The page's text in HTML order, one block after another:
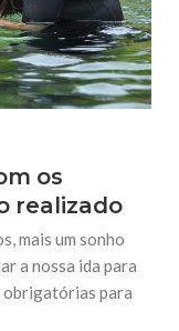
os
realizado
mais um sonho
a nossa ida para
obrigatórias para